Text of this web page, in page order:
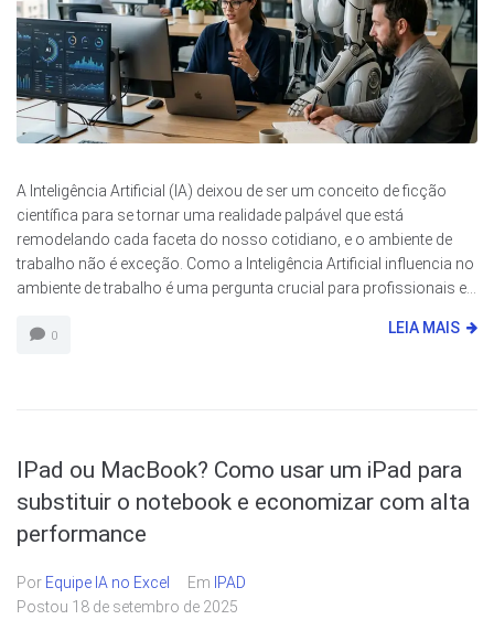
A Inteligência Artificial (IA) deixou de ser um conceito de ficção
científica para se tornar uma realidade palpável que está
remodelando cada faceta do nosso cotidiano, e o ambiente de
trabalho não é exceção. Como a Inteligência Artificial influencia no
ambiente de trabalho é uma pergunta crucial para profissionais e...
0 LEIA MAIS
IPad ou MacBook? Como usar um iPad para
substituir o notebook e economizar com alta
performance
Por Equipe IA no Excel Em IPAD
Postou 18 de setembro de 2025